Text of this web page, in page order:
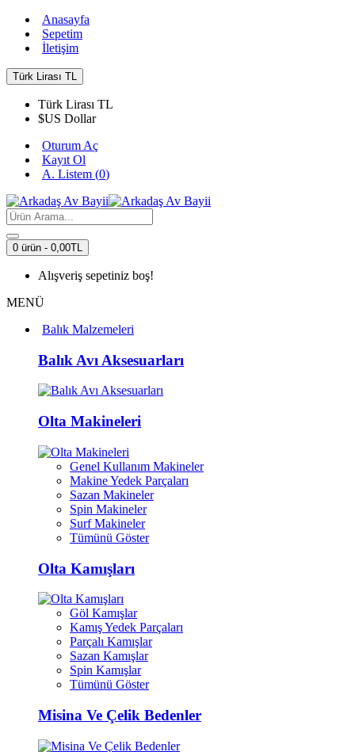
Anasayfa
Sepetim
İletişim
Türk Lirası TL
Türk Lirası TL
$US Dollar
Oturum Aç
Kayıt Ol
A. Listem (0)
0 ürün - 0,00TL
Alışveriş sepetiniz boş!
MENÜ
Balık Malzemeleri
Balık Avı Aksesuarları
Olta Makineleri
Genel Kullanım Makineler
Makine Yedek Parçaları
Sazan Makineler
Spin Makineler
Surf Makineler
Tümünü Göster
Olta Kamışları
Göl Kamışlar
Kamış Yedek Parçaları
Parçalı Kamışlar
Sazan Kamışlar
Spin Kamışlar
Tümünü Göster
Misina Ve Çelik Bedenler